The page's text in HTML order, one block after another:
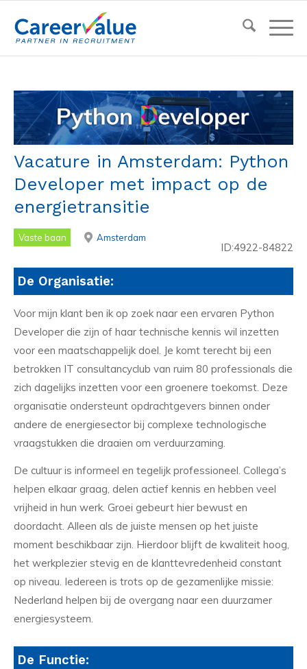
Vacature in Amsterdam: Python
Developer met impact op de
energietransitie
Vaste baan Amsterdam
ID:4922-84822
De Organisatie:
Voor mijn klant ben ik op zoek naar een ervaren Python
Developer die zijn of haar technische kennis wil inzetten
voor een maatschappelijk doel. Je komt terecht bij een
betrokken IT consultancyclub van ruim 80 professionals die
zich dagelijks inzetten voor een groenere toekomst. Deze
organisatie ondersteunt opdrachtgevers binnen onder
andere de energiesector bij complexe technologische
vraagstukken die draaien om verduurzaming.
De cultuur is informeel en tegelijk professioneel. Collega’s
helpen elkaar graag, delen actief kennis en hebben veel
vrijheid in hun werk. Groei gebeurt hier bewust en
doordacht. Alleen als de juiste mensen op het juiste
moment beschikbaar zijn. Hierdoor blijft de kwaliteit hoog,
het werkplezier stevig en de klanttevredenheid constant
op niveau. Iedereen is trots op de gezamenlijke missie:
Nederland helpen bij de overgang naar een duurzamer
energiesysteem.
De Functie: